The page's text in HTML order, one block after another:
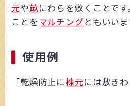
元や畝にわらを敷くことで
ことをマルチングともいいま
使用例
「乾燥防止に株元には敷きわ